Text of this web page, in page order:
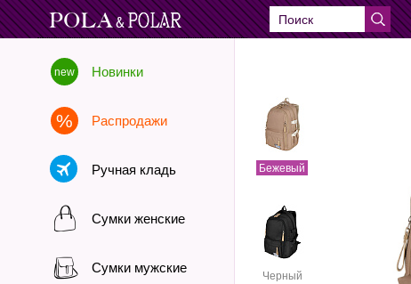
Новинки
Распродажи
Ручная кладь
Сумки женские
Сумки мужские
Бежевый
Черный